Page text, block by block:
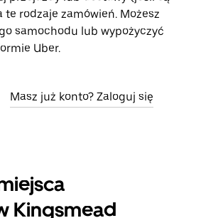
rodzaje zamówień. Możesz
samochodu lub wypożyczyć
Uber.
Masz już konto? Zaloguj się
Kingsmead